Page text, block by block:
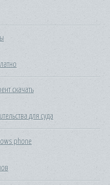
скачать
для суда
phone